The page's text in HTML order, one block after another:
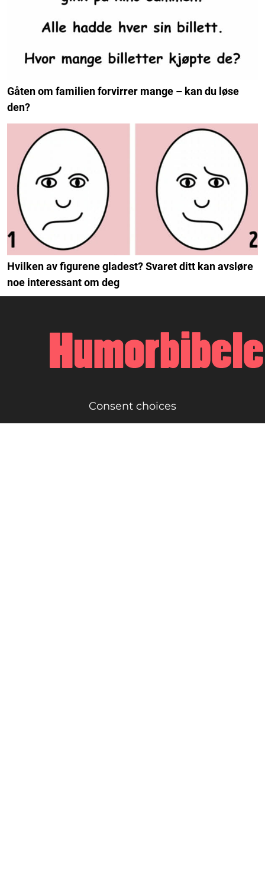
Gåten om familien forvirrer mange – kan du løse
den?
Hvilken av figurene gladest? Svaret ditt kan avsløre
noe interessant om deg
Consent choices